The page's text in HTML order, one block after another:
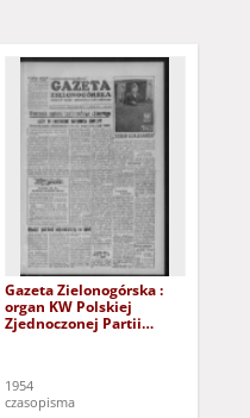
Gazeta Zielonogórska :
organ KW Polskiej
Zjednoczonej Partii
1954
czasopisma